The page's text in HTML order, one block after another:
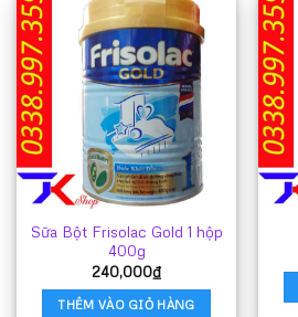
có
nhiều
biến
thể.
Các
tùy
chọn
có
thể
được
chọn
trên
trang
Sữa Bột Frisolac Gold 1 hộp
400g
240,000₫
THÊM VÀO GIỎ HÀNG